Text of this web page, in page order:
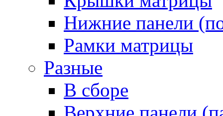
Нижние панели
Рамки матрицы
Разные
В сборе